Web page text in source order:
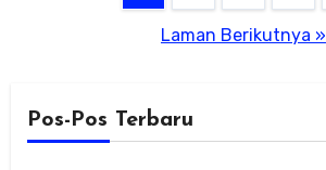
Laman Berikutnya »
Pos-Pos Terbaru